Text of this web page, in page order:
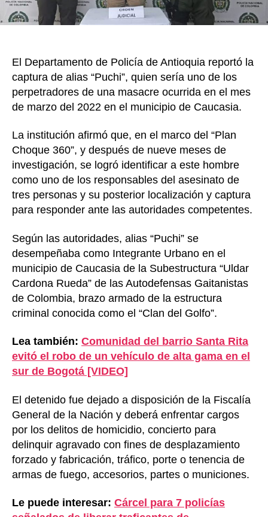
en
El Departamento de Policía de Antioquia reportó la
captura de alias “Puchi”, quien sería uno de los
perpetradores de una masacre ocurrida en el mes
de marzo del 2022 en el municipio de Caucasia.
La institución afirmó que, en el marco del “Plan
Choque 360”, y después de nueve meses de
investigación, se logró identificar a este hombre
como uno de los responsables del asesinato de
tres personas y su posterior localización y captura
para responder ante las autoridades competentes.
Según las autoridades, alias “Puchi” se
desempeñaba como Integrante Urbano en el
municipio de Caucasia de la Subestructura “Uldar
Cardona Rueda” de las Autodefensas Gaitanistas
de Colombia, brazo armado de la estructura
criminal conocida como el “Clan del Golfo”.
Lea también: Comunidad del barrio Santa Rita
evitó el robo de un vehículo de alta gama en el
sur de Bogotá [VIDEO]
El detenido fue dejado a disposición de la Fiscalía
General de la Nación y deberá enfrentar cargos
por los delitos de homicidio, concierto para
delinquir agravado con fines de desplazamiento
forzado y fabricación, tráfico, porte o tenencia de
armas de fuego, accesorios, partes o municiones.
Le puede interesar: Cárcel para 7 policías